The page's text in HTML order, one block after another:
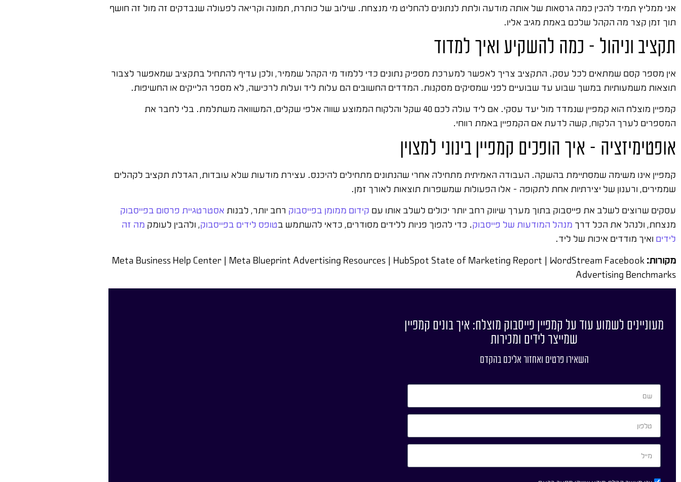
אני ממליץ תמיד להכין כמה גרסאות של אותה מודעה ולתת לנתונים להחליט מי מנצחת. שילוב של כותרת, תמונה וקריאה לפעולה שנבדקים זה מול זה חושף
תוך זמן קצר מה הקהל שלכם באמת מגיב אליו.
תקציב וניהול – כמה להשקיע ואיך למדוד
אין מספר קסם שמתאים לכל עסק. התקציב צריך לאפשר למערכת מספיק נתונים כדי ללמוד מי הקהל שממיר, ולכן עדיף להתחיל בתקציב שמאפשר לצבור
תוצאות משמעותיות במשך שבוע עד שבועיים לפני שמסיקים מסקנות. המדדים החשובים הם עלות ליד ועלות לרכישה, לא מספר הלייקים או החשיפות.
קמפיין מוצלח הוא קמפיין שנמדד מול יעד עסקי. אם ליד עולה לכם 40 שקל והלקוח הממוצע שווה אלפי שקלים, המשוואה משתלמת. בלי לחבר את
המספרים לערך הלקוח, קשה לדעת אם הקמפיין באמת רווחי.
אופטימיזציה – איך הופכים קמפיין בינוני למצוין
קמפיין אינו משימה שמסתיימת בהשקה. העבודה האמיתית מתחילה אחרי שהנתונים מתחילים להיכנס. עצירת מודעות שלא עובדות, הגדלת תקציב לקהלים
שממירים, ורענון של יצירתיות אחת לתקופה – אלו הפעולות שמשפרות תוצאות לאורך זמן.
עסקים שרוצים לשלב את פייסבוק בתוך מערך שיווק רחב יותר יכולים לשלב אותו עם קידום ממומן בפייסבוק רחב יותר, לבנות אסטרטגיית פרסום בפייסבוק
מנצחת, ולנהל את הכל דרך מנהל המודעות של פייסבוק. כדי להפוך פניות ללידים מסודרים, כדאי להשתמש בטופס לידים בפייסבוק, ולהבין לעומק מה זה
לידים ואיך מודדים איכות של ליד.
מקורות:Meta Business Help Center | Meta Blueprint Advertising Resources | HubSpot State of Marketing Report | WordStream Facebook
Advertising Benchmarks
מעוניינים לשמוע עוד על קמפיין פייסבוק מוצלח: איך בונים קמפיין
שמייצר לידים ומכירות
השאירו פרטים ואחזור אליכם בהקדם